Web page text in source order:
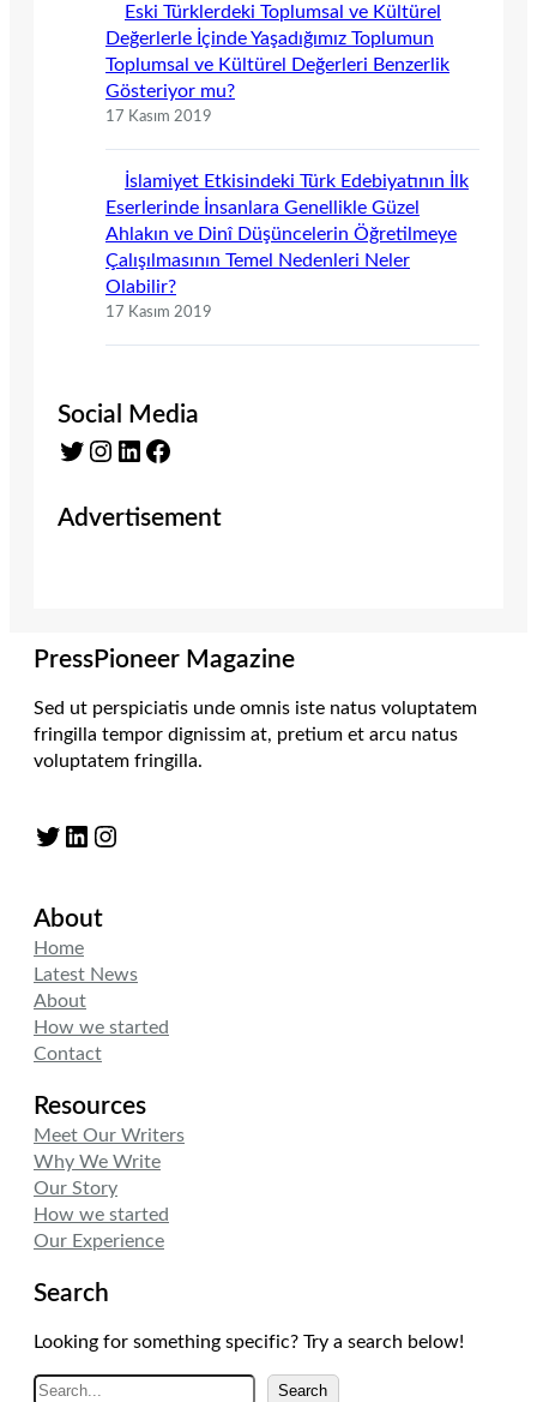
Eski Türklerdeki Toplumsal ve Kültürel
Değerlerle İçinde Yaşadığımız Toplumun
Toplumsal ve Kültürel Değerleri Benzerlik
Gösteriyor mu?
17 Kasım 2019
İslamiyet Etkisindeki Türk Edebiyatının İlk
Eserlerinde İnsanlara Genellikle Güzel
Ahlakın ve Dinî Düşüncelerin Öğretilmeye
Çalışılmasının Temel Nedenleri Neler
Olabilir?
17 Kasım 2019
Social Media
Twitter Instagram LinkedIn Facebook
Advertisement
PressPioneer Magazine
Sed ut perspiciatis unde omnis iste natus voluptatem
fringilla tempor dignissim at, pretium et arcu natus
voluptatem fringilla.
Twitter LinkedIn Instagram
About
Home
Latest News
About
How we started
Contact
Resources
Meet Our Writers
Why We Write
Our Story
How we started
Our Experience
Search
Looking for something specific? Try a search below!
ASearch